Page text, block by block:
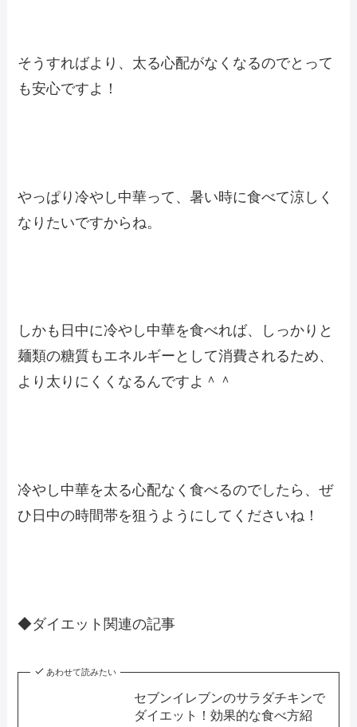
そうすればより、太る心配がなくなるのでとって
も安心ですよ！
やっぱり冷やし中華って、暑い時に食べて涼しく
なりたいですからね。
しかも日中に冷やし中華を食べれば、しっかりと
麺類の糖質もエネルギーとして消費されるため、
より太りにくくなるんですよ＾＾
冷やし中華を太る心配なく食べるのでしたら、ぜ
ひ日中の時間帯を狙うようにしてくださいね！
◆ダイエット関連の記事
あわせて読みたい
セブンイレブンのサラダチキンで
ダイエット！効果的な食べ方紹